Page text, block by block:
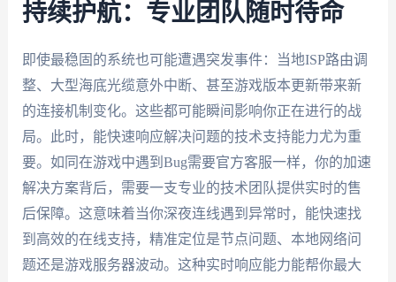
持续护航：专业团队随时待命
即使最稳固的系统也可能遭遇突发事件：当地ISP路由调
整、大型海底光缆意外中断、甚至游戏版本更新带来新
的连接机制变化。这些都可能瞬间影响你正在进行的战
局。此时，能快速响应解决问题的技术支持能力尤为重
要。如同在游戏中遇到Bug需要官方客服一样，你的加速
解决方案背后，需要一支专业的技术团队提供实时的售
后保障。这意味着当你深夜连线遇到异常时，能快速找
到高效的在线支持，精准定位是节点问题、本地网络问
题还是游戏服务器波动。这种实时响应能力能帮你最大